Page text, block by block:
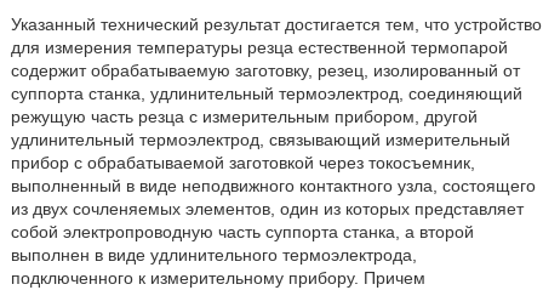
Указанный технический результат достигается тем, что устройство
для измерения температуры резца естественной термопарой
содержит обрабатываемую заготовку, резец, изолированный от
суппорта станка, удлинительный термоэлектрод, соединяющий
режущую часть резца с измерительным прибором, другой
удлинительный термоэлектрод, связывающий измерительный
прибор с обрабатываемой заготовкой через токосъемник,
выполненный в виде неподвижного контактного узла, состоящего
из двух сочленяемых элементов, один из которых представляет
собой электропроводную часть суппорта станка, а второй
выполнен в виде удлинительного термоэлектрода,
подключенного к измерительному прибору. Причем